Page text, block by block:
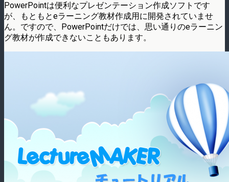
PowerPointは便利なプレゼンテーション作成ソフトです
が、もともとeラーニング教材作成用に開発されていませ
ん。ですので、PowerPointだけでは、思い通りのeラーニン
グ教材が作成できないこともあります。